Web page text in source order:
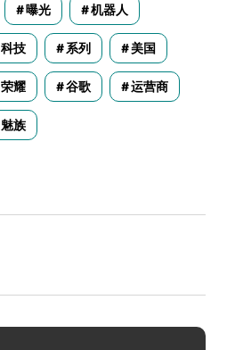
曝光 机器人
科技 系列 美国
荣耀 谷歌 运营商
魅族